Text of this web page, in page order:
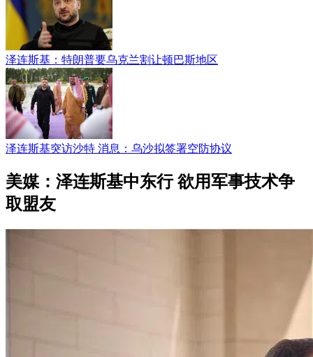
泽连斯基：特朗普要乌克兰割让顿巴斯地区
泽连斯基突访沙特 消息：乌沙拟签署空防协议
美媒：泽连斯基中东行 欲用军事技术争
取盟友